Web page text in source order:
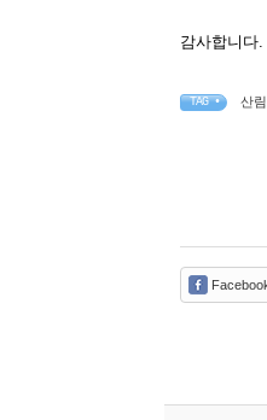
감사합니다.
TAG • 산